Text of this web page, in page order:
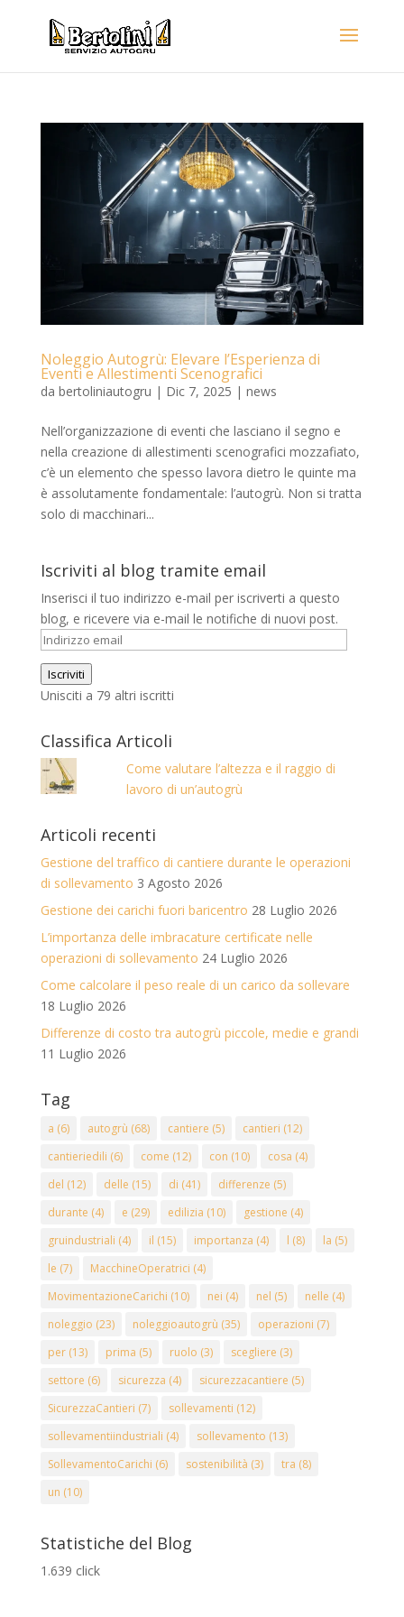
Noleggio Autogrù: Elevare l’Esperienza di
Eventi e Allestimenti Scenografici
da bertoliniautogru | Dic 7, 2025 | news
Nell’organizzazione di eventi che lasciano il segno e
nella creazione di allestimenti scenografici mozzafiato,
c’è un elemento che spesso lavora dietro le quinte ma
è assolutamente fondamentale: l’autogrù. Non si tratta
solo di macchinari...
Iscriviti al blog tramite email
Inserisci il tuo indirizzo e-mail per iscriverti a questo
blog, e ricevere via e-mail le notifiche di nuovi post.
Indirizzo
email
Iscriviti
Unisciti a 79 altri iscritti
Classifica Articoli
Come valutare l’altezza e il raggio di
lavoro di un’autogrù
Articoli recenti
Gestione del traffico di cantiere durante le operazioni
di sollevamento 3 Agosto 2026
Gestione dei carichi fuori baricentro 28 Luglio 2026
L’importanza delle imbracature certificate nelle
operazioni di sollevamento 24 Luglio 2026
Come calcolare il peso reale di un carico da sollevare
18 Luglio 2026
Differenze di costo tra autogrù piccole, medie e grandi
11 Luglio 2026
Tag
a (6) autogrù (68) cantiere (5) cantieri (12)
cantieriedili (6) come (12) con (10) cosa (4)
del (12) delle (15) di (41) differenze (5)
durante (4) e (29) edilizia (10) gestione (4)
gruindustriali (4) il (15) importanza (4) l (8) la (5)
le (7) MacchineOperatrici (4)
MovimentazioneCarichi (10) nei (4) nel (5) nelle (4)
noleggio (23) noleggioautogrù (35) operazioni (7)
per(13) prima (5) ruolo (3) scegliere (3)
settore (6) sicurezza (4) sicurezzacantiere (5)
SicurezzaCantieri (7) sollevamenti (12)
sollevamentiindustriali (4) sollevamento (13)
SollevamentoCarichi (6) sostenibilità (3) tra (8)
un (10)
Statistiche del Blog
1.639 click